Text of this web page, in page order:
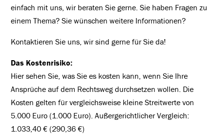
einfach mit uns, wir beraten Sie gerne. Sie haben Fragen zu
einem Thema? Sie wünschen weitere Informationen?
Kontaktieren Sie uns, wir sind gerne für Sie da!
Das Kostenrisiko:
Hier sehen Sie, was Sie es kosten kann, wenn Sie Ihre
Ansprüche auf dem Rechtsweg durchsetzen wollen. Die
Kosten gelten für vergleichsweise kleine Streitwerte von
5.000 Euro (1.000 Euro). Außergerichtlicher Vergleich:
1.033,40 € (290,36 €)